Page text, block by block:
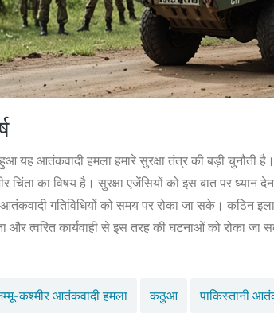
यह आतंकवादी हमला हमारे सुरक्षा तंत्र की बड़ी चुनौती
चिंता का विषय है। सुरक्षा एजेंसियों को इस बात पर ध्यान
गतिविधियों को समय पर रोका जा सके। कठिन
और त्वरित कार्यवाही से इस तरह की घटनाओं को रोका जा
कश्मीर आतंकवादी हमला कठुआ पाकिस्तानी